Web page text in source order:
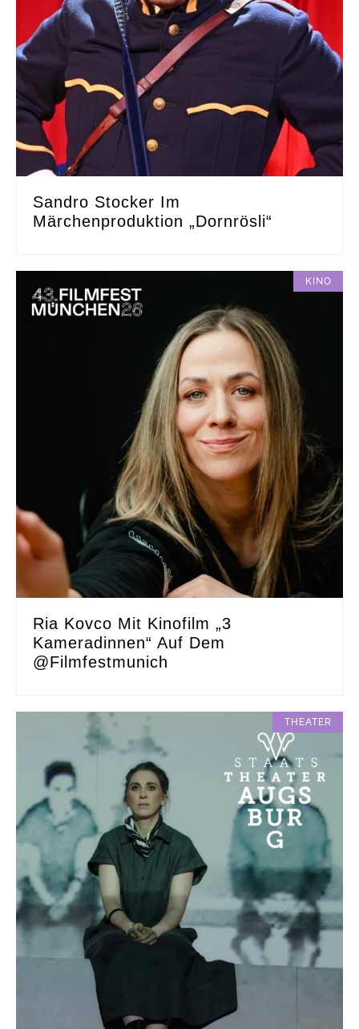
Sandro Stocker Im
Märchenproduktion „Dornrösli“
KINO
Ria Kovco Mit Kinofilm „3
Kameradinnen“ Auf Dem
@filmfestmunich
THEATER